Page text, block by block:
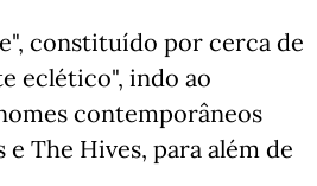
constituído por cerca de
eclético", indo ao
contemporâneos
The Hives, para além de